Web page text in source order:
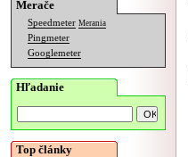
Merače
Speedmeter Merania
Pingmeter
Googlemeter
Hľadanie
Top články